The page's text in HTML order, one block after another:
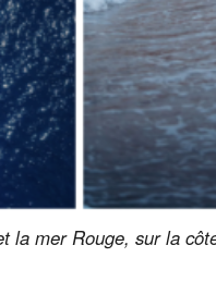
mer Rouge, sur la